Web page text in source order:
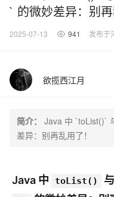
` 的微妙差异：别再
2025-07-13 941 发布于
欲揽西江月
简介：
Java 中 `toList()`
差异：别再乱用了！
Java 中 toList() 与